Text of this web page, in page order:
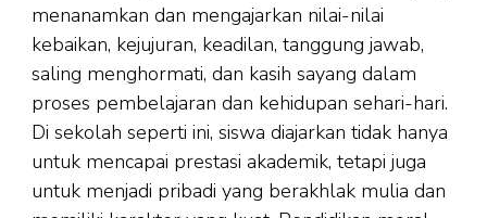
menanamkan dan mengajarkan nilai-nilai
kebaikan, kejujuran, keadilan, tanggung jawab,
saling menghormati, dan kasih sayang dalam
proses pembelajaran dan kehidupan sehari-hari.
Di sekolah seperti ini, siswa diajarkan tidak hanya
untuk mencapai prestasi akademik, tetapi juga
untuk menjadi pribadi yang berakhlak mulia dan